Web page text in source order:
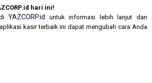
hari ini!
YAZCORP.id
untuk informasi lebih lanjut dan
kasir terbaik ini dapat mengubah cara Anda